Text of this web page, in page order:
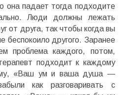
она падает тогда подходите
Люди должны лежать
от друга, так чтобы когда вы
беспокоило другого. Заранее
проблема каждого, потом,
подходит к каждому
«Ваш ум и ваша душа —
как разговаривать с